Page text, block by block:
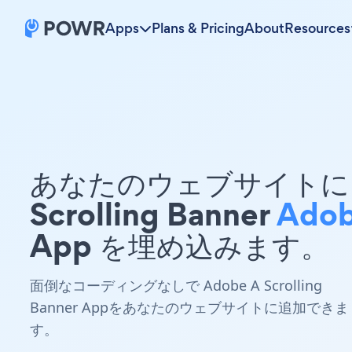
Apps Plans & PricingAboutResources
あなたのウェブサイト
Scrolling Banner
App を埋め込みます。
面倒なコーディングなしで Adobe A Scrolling
Banner Appをあなたのウェブサイトに追加できま
す。